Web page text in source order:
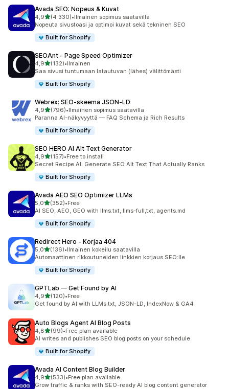
Avada SEO: Nopeus & Kuvat
4,9/ 5 tähteä
(4 330)
4330 arvostelua yhteensä
•Ilmainen sopimus saatavilla
Nopeuta sivustoasi ja optimoi kuvat sekä tekninen SEO
Built for Shopify
SEOAnt ‑ Page Speed Optimizer
4,9/ 5 tähteä
(132)
132 arvostelua yhteensä
•Ilmainen
Saa sivusi tuntumaan latautuvan (lähes) välittömästi
Built for Shopify
Webrex: SEO‑skeema JSON‑LD
4,9/ 5 tähteä
(796)
796 arvostelua yhteensä
•Ilmainen sopimus saatavilla
Paranna AI-näkyvyyttä — FAQ Schema ja Rich Results
Built for Shopify
SEO HERO AI Alt Text Generator
4,9/ 5 tähteä
(157)
157 arvostelua yhteensä
•Free to install
Secret Recipe AI: Generate SEO Alt Text That Actually Ranks
Built for Shopify
Avada AEO SEO Optimizer LLMs
5,0/ 5 tähteä
(352)
352 arvostelua yhteensä
•Free
AI SEO, AEO, GEO with llms.txt, llms-full,txt, agents.md
Built for Shopify
Redirect Hero ‑ Korjaa 404
5,0/ 5 tähteä
(136)
136 arvostelua yhteensä
•Ilmainen kokeilu saatavilla
Automaattinen rikkoutuneiden linkkien korjaus SEO:lle
Built for Shopify
GPTLab — Get Found by AI
4,9/ 5 tähteä
(120)
120 arvostelua yhteensä
•Free
Get found by AI with LLMs.txt, JSON-LD, IndexNow & GA4
Auto Blogs Agent AI Blog Posts
4,8/ 5 tähteä
(99)
99 arvostelua yhteensä
•Free plan available
AI writes and publishes SEO blog posts on your schedule.
Built for Shopify
Avada AI Content Blog Builder
4,9/ 5 tähteä
(533)
533 arvostelua yhteensä
•Free plan available
Grow traffic & ranks with SEO-ready AI blog content generator